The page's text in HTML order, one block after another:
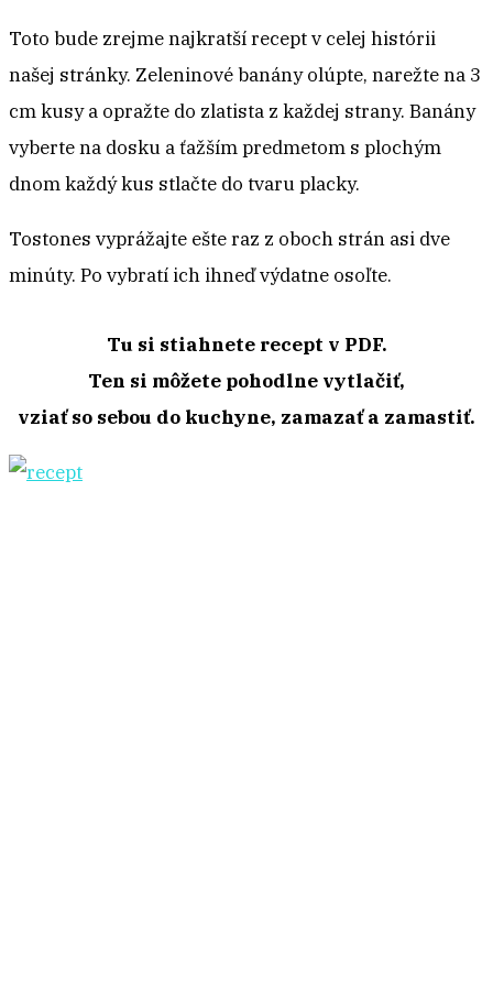
Toto bude zrejme najkratší recept v celej histórii
našej stránky. Zeleninové banány olúpte, narežte na 3
cm kusy a opražte do zlatista z každej strany. Banány
vyberte na dosku a ťažším predmetom s plochým
dnom každý kus stlačte do tvaru placky.
Tostones vyprážajte ešte raz z oboch strán asi dve
minúty. Po vybratí ich ihneď výdatne osoľte.
Tu si stiahnete recept v PDF.
Ten si môžete pohodlne vytlačiť,
vziať so sebou do kuchyne, zamazať a zamastiť.